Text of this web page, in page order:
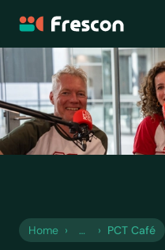
Frescon
Uitdagingen
Diensten
Cases
Samenwerking
Het team
Contact
Home › › PCT Café